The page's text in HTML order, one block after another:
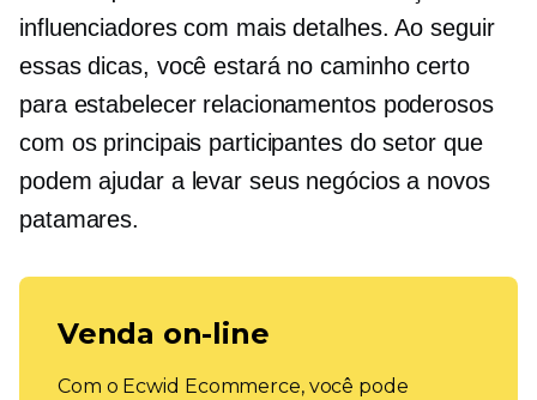
influenciadores com mais detalhes. Ao seguir
essas dicas, você estará no caminho certo
para estabelecer relacionamentos poderosos
com os principais participantes do setor que
podem ajudar a levar seus negócios a novos
patamares.
Venda on-line
Com o Ecwid Ecommerce, você pode